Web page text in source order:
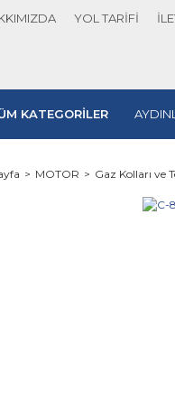
YOL TARİFİ
KATEGORİLER
MOTOR Gaz Kolları ve